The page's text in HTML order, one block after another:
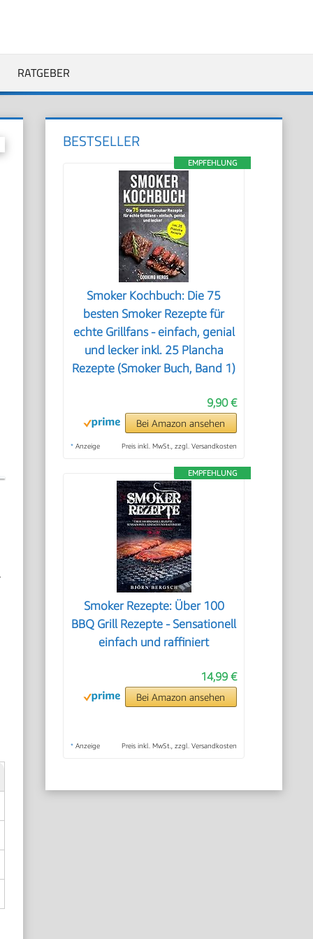
RATGEBER
BESTSELLER
EMPFEHLUNG
Smoker Kochbuch: Die 75
besten Smoker Rezepte für
echte Grillfans - einfach, genial
und lecker inkl. 25 Plancha
Rezepte (Smoker Buch, Band 1)
9,90 €
Bei Amazon ansehen
* Anzeige Preis inkl. MwSt., zzgl. Versandkosten
EMPFEHLUNG
Smoker Rezepte: Über 100
BBQ Grill Rezepte - Sensationell
einfach und raffiniert
14,99 €
Bei Amazon ansehen
* Anzeige Preis inkl. MwSt., zzgl. Versandkosten